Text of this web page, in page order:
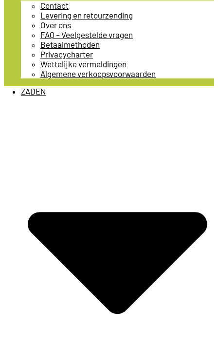
Contact
Levering en retourzending
Over ons
FAQ – Veelgestelde vragen
Betaalmethoden
Privacycharter
Wettelijke vermeldingen
Algemene verkoopsvoorwaarden
ZADEN